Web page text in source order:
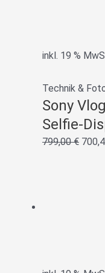
inkl. 19 %
Technik &
Sony
Selfie-
799,00€